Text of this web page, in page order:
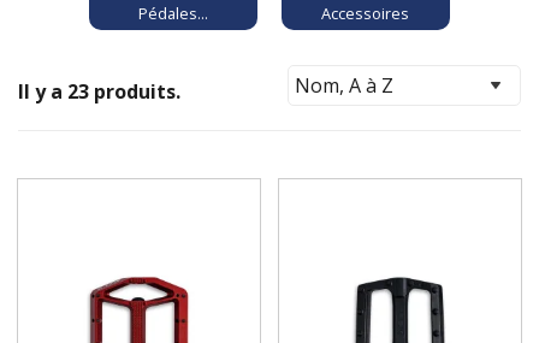
Pédales... Accessoires
Il y a 23 produits.